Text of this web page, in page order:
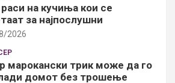
на кучиња кои се
за најпослушни
2026
марокански трик може да го
домот без трошење